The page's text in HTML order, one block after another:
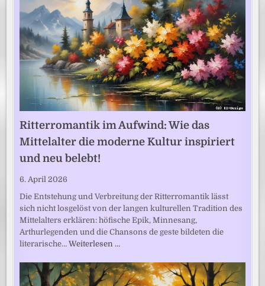
Ritterromantik im Aufwind: Wie das
Mittelalter die moderne Kultur inspiriert
und neu belebt!
6. April 2026
Die Entstehung und Verbreitung der Ritterromantik lässt
sich nicht losgelöst von der langen kulturellen Tradition des
Mittelalters erklären: höfische Epik, Minnesang,
Arthurlegenden und die Chansons de geste bildeten die
literarische…Weiterlesen …